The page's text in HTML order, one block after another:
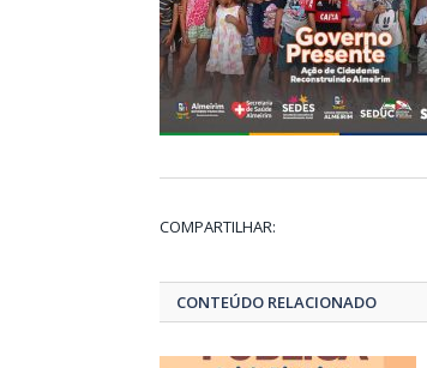
COMPARTILHAR:
CONTEÚDO RELACIONADO